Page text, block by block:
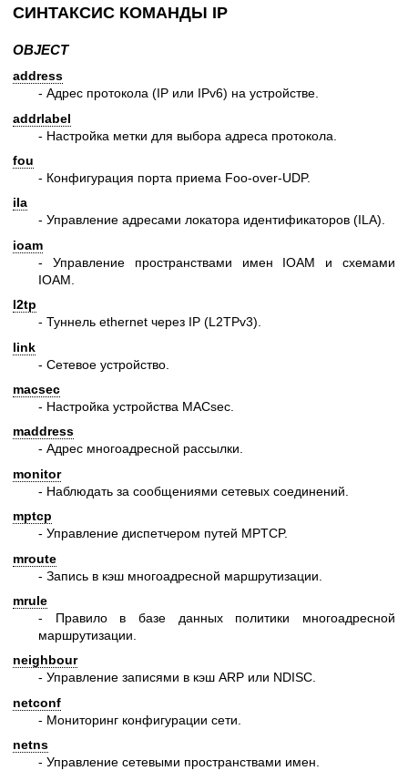
СИНТАКСИС КОМАНДЫ IP
OBJECT
address
- Адрес протокола (IP или IPv6) на устройстве.
addrlabel
- Настройка метки для выбора адреса протокола.
fou
- Конфигурация порта приема Foo-over-UDP.
ila
- Управление адресами локатора идентификаторов (ILA).
ioam
- Управление пространствами имен IOAM и схемами
IOAM.
l2tp
- Туннель ethernet через IP (L2TPv3).
link
- Сетевое устройство.
macsec
- Настройка устройства MACsec.
maddress
- Адрес многоадресной рассылки.
monitor
- Наблюдать за сообщениями сетевых соединений.
mptcp
- Управление диспетчером путей MPTCP.
mroute
- Запись в кэш многоадресной маршрутизации.
mrule
- Правило в базе данных политики многоадресной
маршрутизации.
neighbour
- Управление записями в кэш ARP или NDISC.
netconf
- Мониторинг конфигурации сети.
netns
- Управление сетевыми пространствами имен.